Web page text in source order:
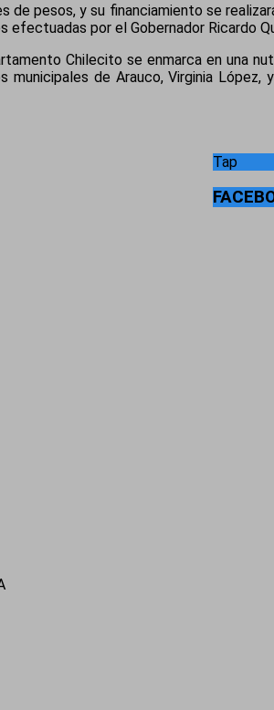
pesos, y su financiamiento se
por el Gobernador Ricardo
Chilecito se enmarca en una
municipales de Arauco, Virginia López,
Tap